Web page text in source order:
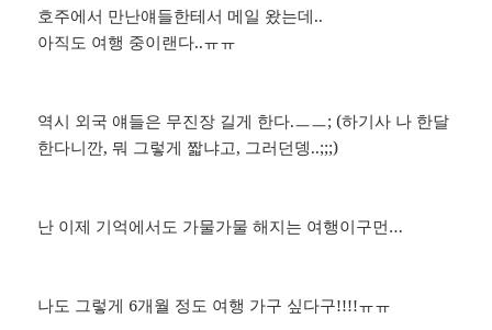
호주에서 만난얘들한테서 메일 왔는데..
아직도 여행 중이랜다..ㅠㅠ
역시 외국 얘들은 무진장 길게 한다.ㅡㅡ; (하기사 나 한달
한다니깐, 뭐 그렇게 짧냐고, 그러던뎅..;;;)
난 이제 기억에서도 가물가물 해지는 여행이구먼…
나도 그렇게 6개월 정도 여행 가구 싶다구!!!!ㅠㅠ